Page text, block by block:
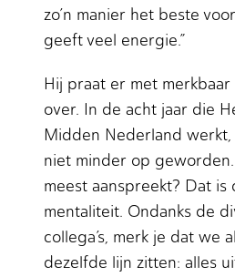
zo’n manier het beste
geeft veel energie.”
Hij praat er met merkbaar
over. In de acht jaar die
Midden Nederland
niet minder op
meest aanspreekt? Dat is
mentaliteit. Ondanks de
collega’s, merk je dat we
dezelfde lijn zitten: alles